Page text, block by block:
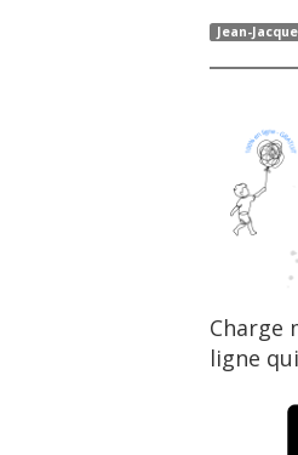
Jean-
Charge
ligne